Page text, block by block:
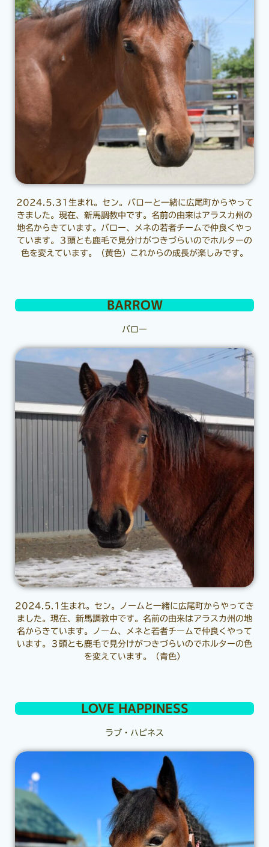
2024.5.31生まれ。セン。バローと一緒に広尾町からやって
きました。現在、新馬調教中です。名前の由来はアラスカ州の
地名からきています。バロー、メネの若者チームで仲良くやっ
ています。３頭とも鹿毛で見分けがつきづらいのでホルターの
色を変えています。（黄色）これからの成長が楽しみです。
BARROW
バロー
2024.5.1生まれ。セン。ノームと一緒に広尾町からやってき
ました。現在、新馬調教中です。名前の由来はアラスカ州の地
名からきています。ノーム、メネと若者チームで仲良くやって
います。３頭とも鹿毛で見分けがつきづらいのでホルターの色
を変えています。（青色）
LOVE HAPPINESS
ラブ・ハピネス